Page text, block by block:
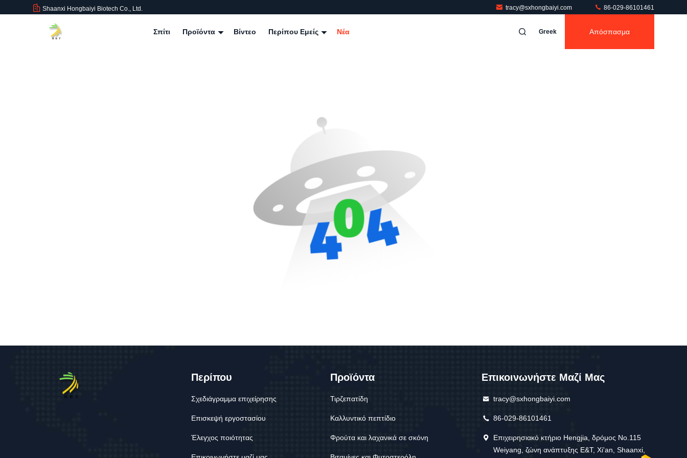
Shaanxi Hongbaiyi Biotech Co., Ltd. tracy@sxhongbaiyi.com 86-029-86101461
Σπίτι Προϊόντα Βίντεο Περίπου Εμείς Νέα Greek Απόσπασμα
Περίπου
Σχεδιάγραμμα επιχείρησης
Επισκεψή εργοστασίου
Έλεγχος ποιότητας
Προϊόντα
Τιρζεπατίδη
Καλλυντικό πεπτίδιο
Φρούτα και λαχανικά σε σκόνη
Επικοινωνήστε Μαζί Μας
tracy@sxhongbaiyi.com
86-029-86101461
Επιχειρησιακό κτήριο Hengjia, δρόμος No.115
Weiyang, ζώνη ανάπτυξης E&T, Xi'an, Shaanxi,